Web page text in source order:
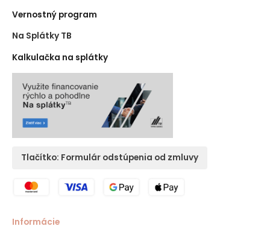
Vernostný program
Na Splátky TB
Kalkulačka na splátky
Tlačítko: Formulár odstúpenia od zmluvy
Informácie